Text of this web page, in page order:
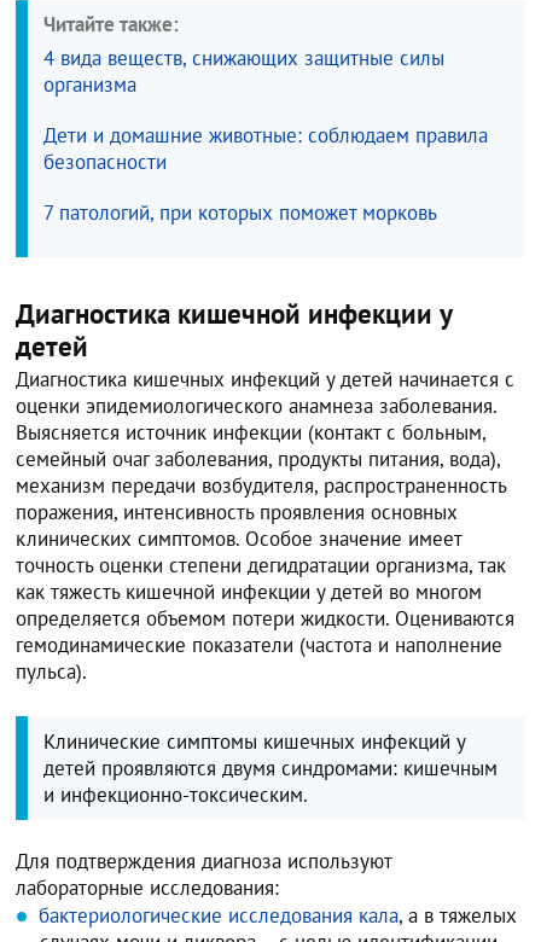
Читайте также:
4 вида веществ, снижающих защитные силы
организма
Дети и домашние животные: соблюдаем правила
безопасности
7 патологий, при которых поможет морковь
Диагностика кишечной инфекции у
детей
Диагностика кишечных инфекций у детей начинается с
оценки эпидемиологического анамнеза заболевания.
Выясняется источник инфекции (контакт с больным,
семейный очаг заболевания, продукты питания, вода),
механизм передачи возбудителя, распространенность
поражения, интенсивность проявления основных
клинических симптомов. Особое значение имеет
точность оценки степени дегидратации организма, так
как тяжесть кишечной инфекции у детей во многом
определяется объемом потери жидкости. Оцениваются
гемодинамические показатели (частота и наполнение
пульса).
Клинические симптомы кишечных инфекций у
детей проявляются двумя синдромами: кишечным
и инфекционно-токсическим.
Для подтверждения диагноза используют
лабораторные исследования:
бактериологические исследования кала, а в тяжелых